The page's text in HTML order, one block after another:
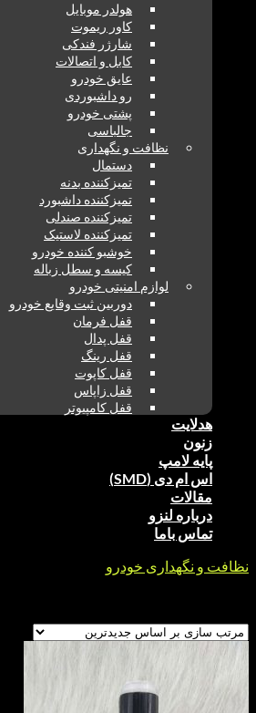
هولدر موبایل
کاور ریموت
شارژر فندکی
کابل و اتصالات
عایق خودرو
رو داشبوردی
پشتی خودرو
جالباسی
نظافت و نگهداری
دستمال
تمیزکننده بدنه
تمیزکننده داشبورد
تمیزکننده صندلی
تمیزکننده لاستیک
خوشبو کننده خودرو
کیسه و سطل زباله
لوازم امنیتی خودرو
دوربین ثبت وقایع خودرو
قفل فرمان
قفل پدال
قفل رینگ
قفل کاپوت
قفل زاپاس
قفل کامپیوتر
هدلایت
زنون
پایه لامپ
اس ام دی (SMD)
مقالات
درباره لنزو
تماس باما
نظافت و نگهداری خودرو